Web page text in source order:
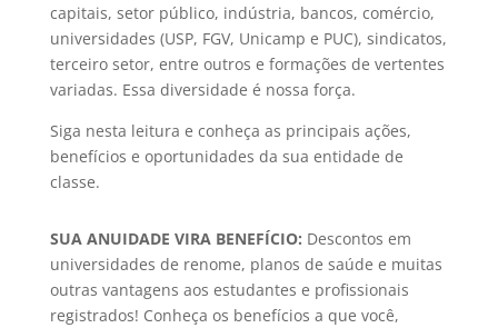
capitais, setor público, indústria, bancos, comércio,
universidades (USP, FGV, Unicamp e PUC), sindicatos,
terceiro setor, entre outros e formações de vertentes
variadas. Essa diversidade é nossa força.
Siga nesta leitura e conheça as principais ações,
benefícios e oportunidades da sua entidade de
classe.
SUA ANUIDADE VIRA BENEFÍCIO: Descontos em
universidades de renome, planos de saúde e muitas
outras vantagens aos estudantes e profissionais
registrados! Conheça os benefícios a que você,